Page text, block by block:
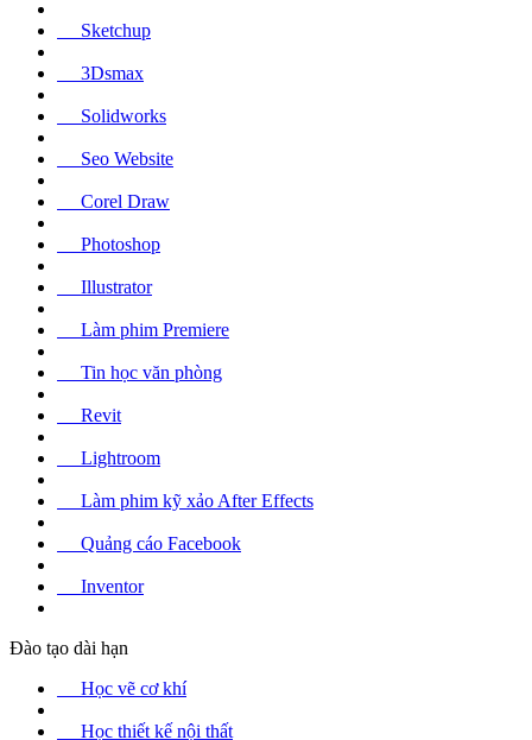
Sketchup
3Dsmax
Solidworks
Seo Website
Corel Draw
Photoshop
Illustrator
Làm phim Premiere
Tin học văn phòng
Revit
Lightroom
Làm phim kỹ xảo After Effects
Quảng cáo Facebook
Inventor
Đào tạo dài hạn
Học vẽ cơ khí
Học thiết kế nội thất